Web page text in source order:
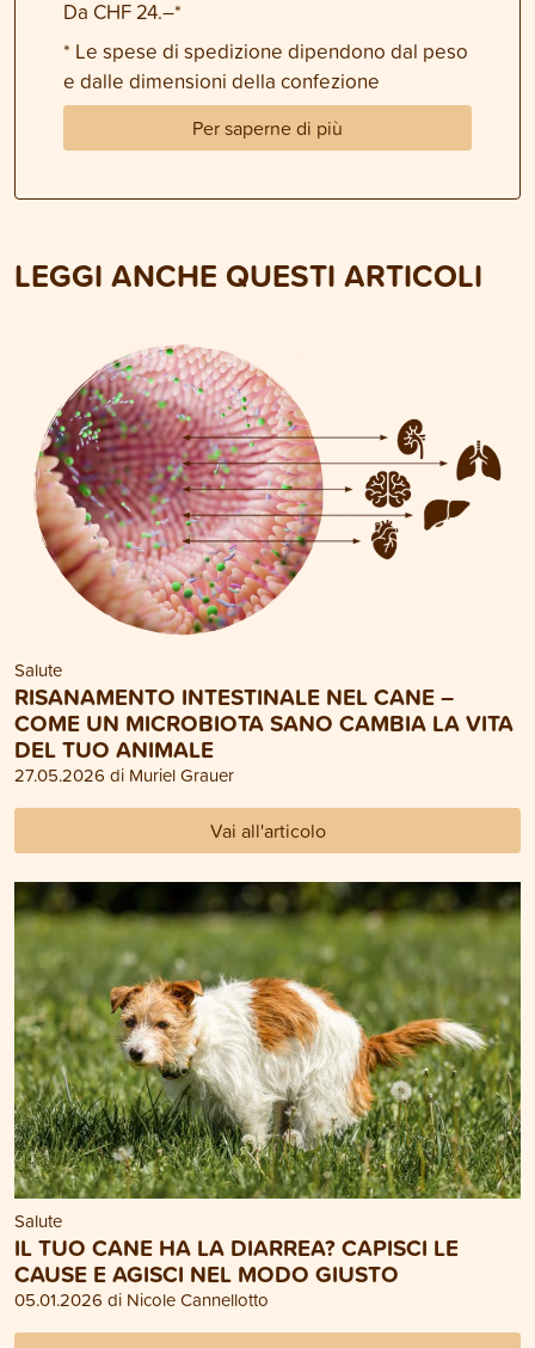
Da CHF 24.–*
* Le spese di spedizione dipendono dal peso
e dalle dimensioni della confezione
Per saperne di più
LEGGI ANCHE QUESTI ARTICOLI
Salute
RISANAMENTO INTESTINALE NEL CANE –
COME UN MICROBIOTA SANO CAMBIA LA VITA
DEL TUO ANIMALE
27.05.2026 di Muriel Grauer
Vai all'articolo
Salute
IL TUO CANE HA LA DIARREA? CAPISCI LE
CAUSE E AGISCI NEL MODO GIUSTO
05.01.2026 di Nicole Cannellotto